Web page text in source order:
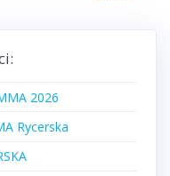
2026
Rycerska